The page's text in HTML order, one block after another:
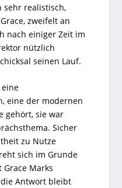
sehr realistisch,
zweifelt an
nach einiger Zeit im
nützlich
seinen Lauf.
eine
eine der modernen
gehört, sie war
Sicher
zu Nutze
sich im Grunde
Marks
Antwort bleibt